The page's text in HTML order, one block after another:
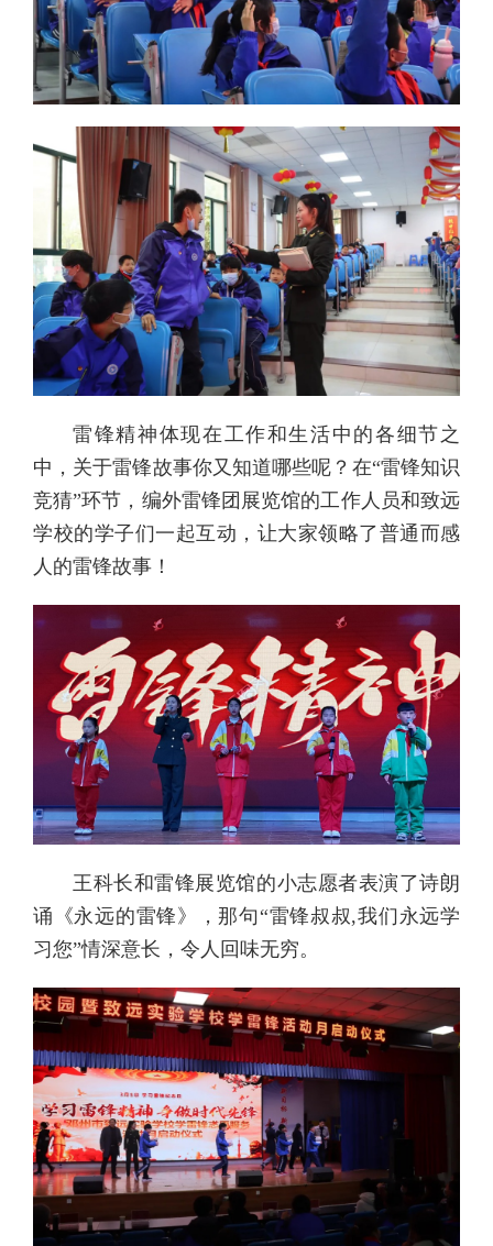
雷锋精神体现在工作和生活中的各细节之
中，关于雷锋故事你又知道哪些呢？在“雷锋知识
竞猜”环节，编外雷锋团展览馆的工作人员和致远
学校的学子们一起互动，让大家领略了普通而感
人的雷锋故事！
王科长和雷锋展览馆的小志愿者表演了诗朗
诵《永远的雷锋》，那句“雷锋叔叔,我们永远学
习您”情深意长，令人回味无穷。